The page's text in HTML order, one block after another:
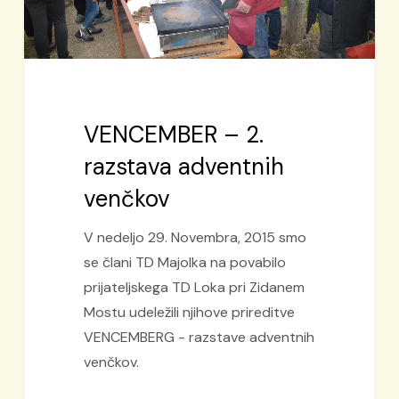
VENCEMBER – 2.
razstava adventnih
venčkov
V nedeljo 29. Novembra, 2015 smo
se člani TD Majolka na povabilo
prijateljskega TD Loka pri Zidanem
Mostu udeležili njihove prireditve
VENCEMBERG - razstave adventnih
venčkov.